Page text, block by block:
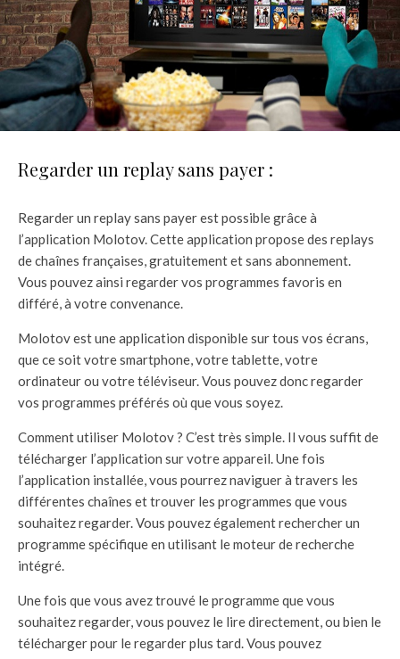
Regarder un replay sans payer :
Regarder un replay sans payer est possible grâce à
l’application Molotov. Cette application propose des replays
de chaînes françaises, gratuitement et sans abonnement.
Vous pouvez ainsi regarder vos programmes favoris en
différé, à votre convenance.
Molotov est une application disponible sur tous vos écrans,
que ce soit votre smartphone, votre tablette, votre
ordinateur ou votre téléviseur. Vous pouvez donc regarder
vos programmes préférés où que vous soyez.
Comment utiliser Molotov ? C’est très simple. Il vous suffit de
télécharger l’application sur votre appareil. Une fois
l’application installée, vous pourrez naviguer à travers les
différentes chaînes et trouver les programmes que vous
souhaitez regarder. Vous pouvez également rechercher un
programme spécifique en utilisant le moteur de recherche
intégré.
Une fois que vous avez trouvé le programme que vous
souhaitez regarder, vous pouvez le lire directement, ou bien le
télécharger pour le regarder plus tard. Vous pouvez